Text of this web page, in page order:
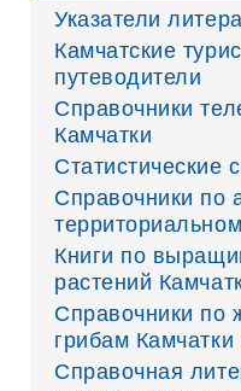
Указатели
Камчатские
путеводители
Справочники
Камчатки
Статистические
Справочники по
Книги по
растений
Справочники по
грибам Камчатки
Справочная